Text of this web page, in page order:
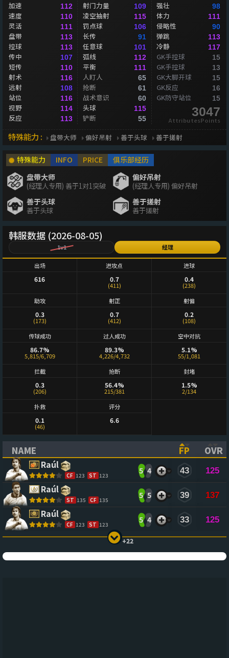
加速 112
速度 110
灵活 111
盘带 113
控球 113
传中 107
短传 110
射术 116
远射 108
站位 116
视野 114
反应 113
射门力量 109
凌空抽射 115
罚点球 106
长传 91
任意球 101
弧线 112
平衡 111
人盯人 65
抢断 61
战术意识 60
头球 115
铲断 55
强壮 98
体力 111
侵略性 90
弹跳 113
冷静 117
GK手控球 15
GK手控球 13
GK大脚开球 15
GK反应 16
GK防守站位 15
3047
AttributesPoints
特殊能力 : 盘带大师 偏好吊射 善于头球 善于搓射
特殊能力 INFO PRICE
俱乐部经历
盘带大师
(经理人专用) 善于1对1突破
偏好吊射
(经理人专用) 偏好吊射
善于头球
善于头球
善于搓射
善于搓射
韩服数据 (2026-08-05)
1v1 经理
出场
616
进攻点
0.7
(411)
进球
0.4
(238)
助攻
0.3
(173)
射正
0.7
(412)
射偏
0.2
(108)
传球成功
86.7%
5,815/6,709
过人成功
89.3%
4,226/4,732
空中对抗
5.1%
55/1,081
拦截
0.3
(206)
抢断
56.4%
215/381
封堵
1.5%
2/134
扑救
0.1
(46)
评分
6.6
NAME
(CLICK TO SORT ASCENDING)
FP
OVR
Raúl
CF 123 ST 123
5 4 43 125
Raúl
ST 135 CF 135
5 5 39 137
Raúl
CF 123 ST 123
5 4 33 125
+22